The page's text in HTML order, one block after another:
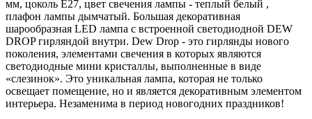
мм, цоколь Е27, цвет свечения лампы - теплый белый ,
плафон лампы дымчатый. Большая декоративная
шарообразная LED лампа с встроенной светодиодной DEW
DROP гирляндой внутри. Dew Drop - это гирлянды нового
поколения, элементами свечения в которых являются
светодиодные мини кристаллы, выполненные в виде
«слезинок». Это уникальная лампа, которая не только
освещает помещение, но и является декоративным элементом
интерьера. Незаменима в период новогодних праздников!